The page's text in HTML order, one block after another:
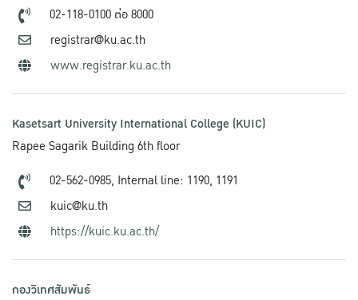
02-118-0100 ต่อ 8000
registrar@ku.ac.th
www.registrar.ku.ac.th
Kasetsart University International College (KUIC)
Rapee Sagarik Building 6th floor
02-562-0985, Internal line: 1190, 1191
kuic@ku.th
https://kuic.ku.ac.th/
กองวิเทศสัมพันธ์